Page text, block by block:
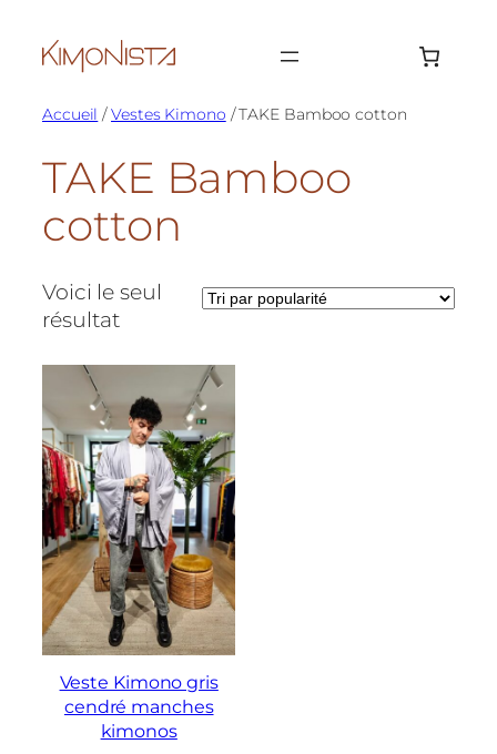
contenu
Accueil /Vestes Kimono / TAKE Bamboo cotton
TAKE Bamboo
cotton
Voici le seul
résultat
Veste Kimono gris
cendré manches
kimonos